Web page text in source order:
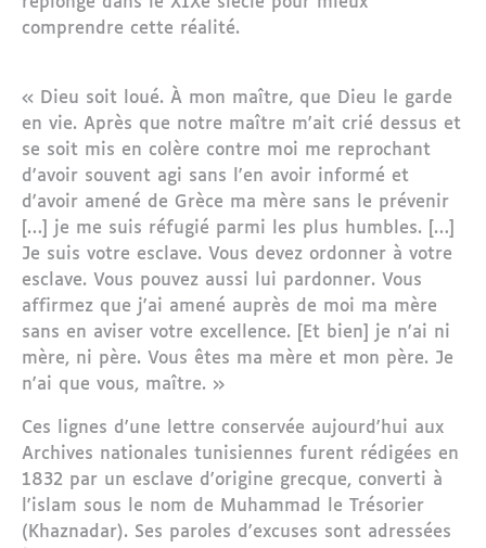
comprendre cette réalité.
« Dieu soit loué. À mon maître, que Dieu le garde
en vie. Après que notre maître m'ait crié dessus et
se soit mis en colère contre moi me reprochant
d'avoir souvent agi sans l'en avoir informé et
d'avoir amené de Grèce ma mère sans le prévenir
[…] je me suis réfugié parmi les plus humbles. […]
Je suis votre esclave. Vous devez ordonner à votre
esclave. Vous pouvez aussi lui pardonner. Vous
affirmez que j'ai amené auprès de moi ma mère
sans en aviser votre excellence. [Et bien] je n'ai ni
mère, ni père. Vous êtes ma mère et mon père. Je
n'ai que vous, maître. »
Ces lignes d'une lettre conservée aujourd'hui aux
Archives nationales tunisiennes furent rédigées en
1832 par un esclave d'origine grecque, converti à
l'islam sous le nom de Muhammad le Trésorier
(Khaznadar). Ses paroles d'excuses sont adressées